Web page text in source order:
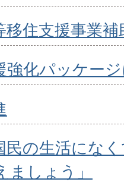
移住支援事業補
強化パッケー
民の生活にな
しょう」